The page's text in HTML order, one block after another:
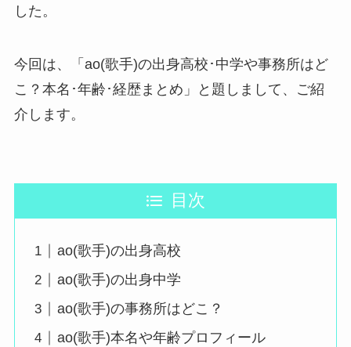
した。
今回は、「ao(歌手)の出身高校･中学や事務所はど
こ？本名･年齢･経歴まとめ」と題しまして、ご紹
介します。
目次
ao(歌手)の出身高校
ao(歌手)の出身中学
ao(歌手)の事務所はどこ？
ao(歌手)本名や年齢プロフィール